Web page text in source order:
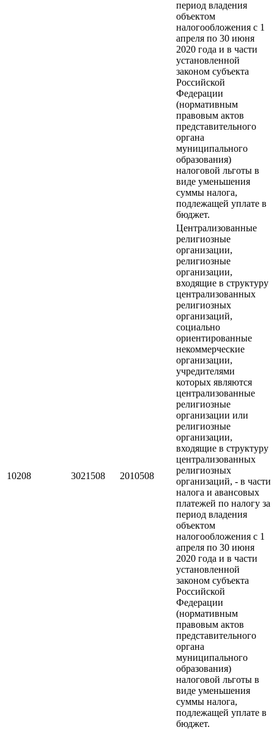
период владения
объектом
налогообложения с 1
апреля по 30 июня
2020 года и в части
установленной
законом субъекта
Российской
Федерации
(нормативным
правовым актов
представительного
органа
муниципального
образования)
налоговой льготы в
виде уменьшения
суммы налога,
подлежащей уплате в
бюджет.
10208 3021508 2010508
Централизованные
религиозные
организации,
религиозные
организации,
входящие в структуру
централизованных
религиозных
организаций,
социально
ориентированные
некоммерческие
организации,
учредителями
которых являются
централизованные
религиозные
организации или
религиозные
организации,
входящие в структуру
централизованных
религиозных
организаций, - в части
налога и авансовых
платежей по налогу за
период владения
объектом
налогообложения с 1
апреля по 30 июня
2020 года и в части
установленной
законом субъекта
Российской
Федерации
(нормативным
правовым актов
представительного
органа
муниципального
образования)
налоговой льготы в
виде уменьшения
суммы налога,
подлежащей уплате в
бюджет.